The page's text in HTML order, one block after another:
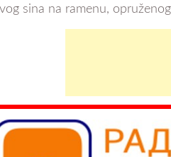
sina na ramenu,